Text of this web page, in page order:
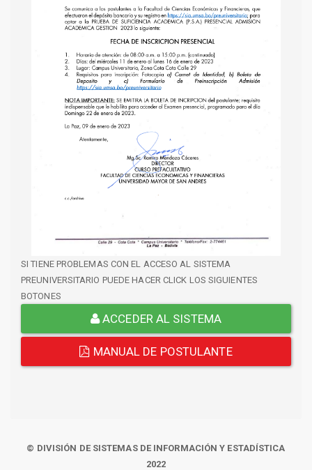
SI TIENE PROBLEMAS CON EL ACCESO AL SISTEMA
PREUNIVERSITARIO PUEDE HACER CLICK LOS SIGUIENTES
BOTONES
ACCEDER AL SISTEMA
MANUAL DE POSTULANTE
© DIVISIÓN DE SISTEMAS DE INFORMACIÓN Y ESTADÍSTICA
2022